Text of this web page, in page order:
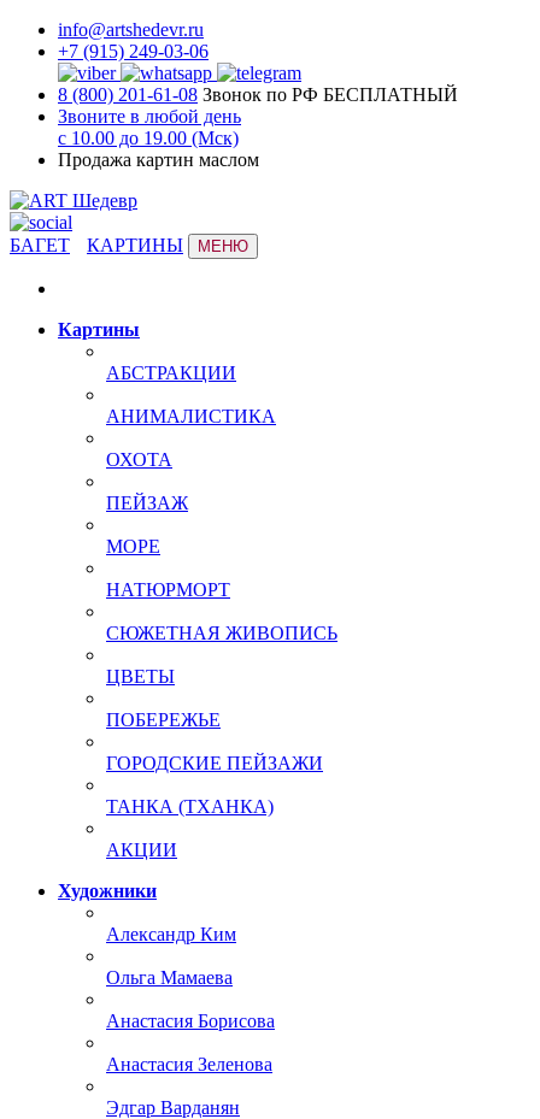
info@artshedevr.ru
+7 (915) 249-03-06
8 (800) 201-61-08 Звонок по РФ БЕСПЛАТНЫЙ
Звоните в любой день
с 10.00 до 19.00 (Мск)
Продажа картин маслом
БАГЕТ КАРТИНЫ МЕНЮ
Картины
АБСТРАКЦИИ
АНИМАЛИСТИКА
ОХОТА
ПЕЙЗАЖ
МОРЕ
НАТЮРМОРТ
СЮЖЕТНАЯ ЖИВОПИСЬ
ЦВЕТЫ
ПОБЕРЕЖЬЕ
ГОРОДСКИЕ ПЕЙЗАЖИ
ТАНКА (ТХАНКА)
АКЦИИ
Художники
Александр Ким
Ольга Мамаева
Анастасия Борисова
Анастасия Зеленова
Эдгар Варданян